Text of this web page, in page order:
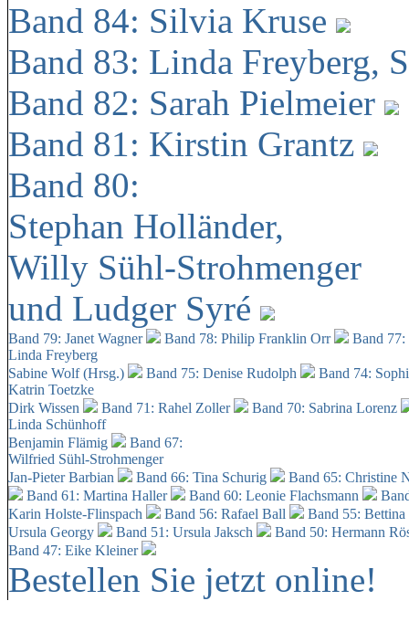
Band 84: Silvia Kruse
Band 83: Linda Freyberg,
Band 82: Sarah Pielmeier
Band 81: Kirstin Grantz
Band 80:
Stephan Holländer,
Willy Sühl-Strohmenger
und Ludger Syré
Band 79: Janet Wagner Band 78: Philip Franklin Orr
Band
Linda Freyberg
Sabine Wolf (Hrsg.)
Band 75: Denise Rudolph
Band 74:
Katrin Toetzke
Dirk Wissen
Band 71: Rahel Zoller
Band 70: Sabrina Lorenz
Linda Schünhoff
Benjamin Flämig
Band 67:
Wilfried Sühl-Strohmenger
Jan-Pieter Barbian
Band 66: Tina Schurig
Band 65: Christine
Band 61: Martina Haller
Band 60: Leonie Flachsmann
Karin Holste-Flinspach
Band 56: Rafael Ball
Band 55:
Ursula Georgy
Band 51: Ursula Jaksch Band 50: Hermann
Band 47: Eike Kleiner
Bestellen Sie jetzt online!